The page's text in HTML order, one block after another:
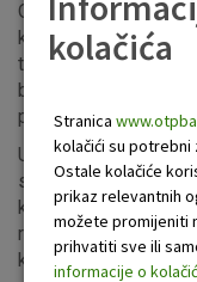
OTP banka će u
kredite građana s
tako kamatne stope
biti niže za 0,29, a
poena.
U posljednje četiri i
smanjivala
kamatnih stopa
referentne stope
kredite.
kolačića
Stranica
kolačići su
Ostale kolačiće
prikaz relevantnih
možete promijeniti
prihvatiti sve ili
informacije o